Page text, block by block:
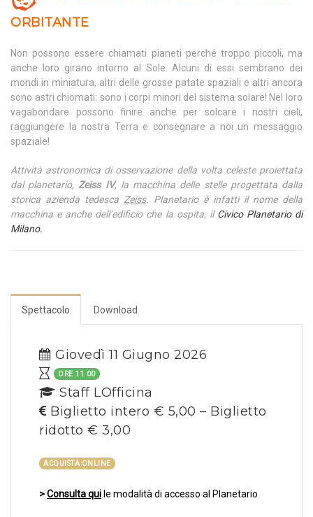
ORBITANTE
Non possono essere chiamati pianeti perché troppo piccoli, ma
anche loro girano intorno al Sole. Alcuni di essi sembrano dei
mondi in miniatura, altri delle grosse patate spaziali e altri ancora
sono astri chiomati: sono i corpi minori del sistema solare! Nel loro
vagabondare possono finire anche per solcare i nostri cieli,
raggiungere la nostra Terra e consegnare a noi un messaggio
spaziale!
Attività astronomica di osservazione della volta celeste proiettata
dal planetario,Zeiss IV, la macchina delle stelle progettata dalla
storica azienda tedesca Zeiss. Planetario è infatti il nome della
macchina e anche dell’edificio che la ospita, il Civico Planetario di
Milano.
Spettacolo Download
Giovedì 11 Giugno 2026
ORE 11.00
Staff LOfficina
Biglietto intero € 5,00 – Biglietto
ridotto € 3,00
ACQUISTA ONLINE
>Consulta qui le modalità di accesso al Planetario